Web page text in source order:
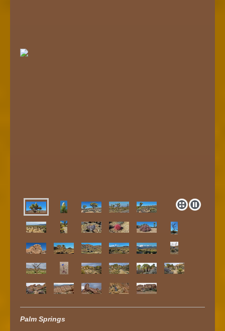
Palm Springs